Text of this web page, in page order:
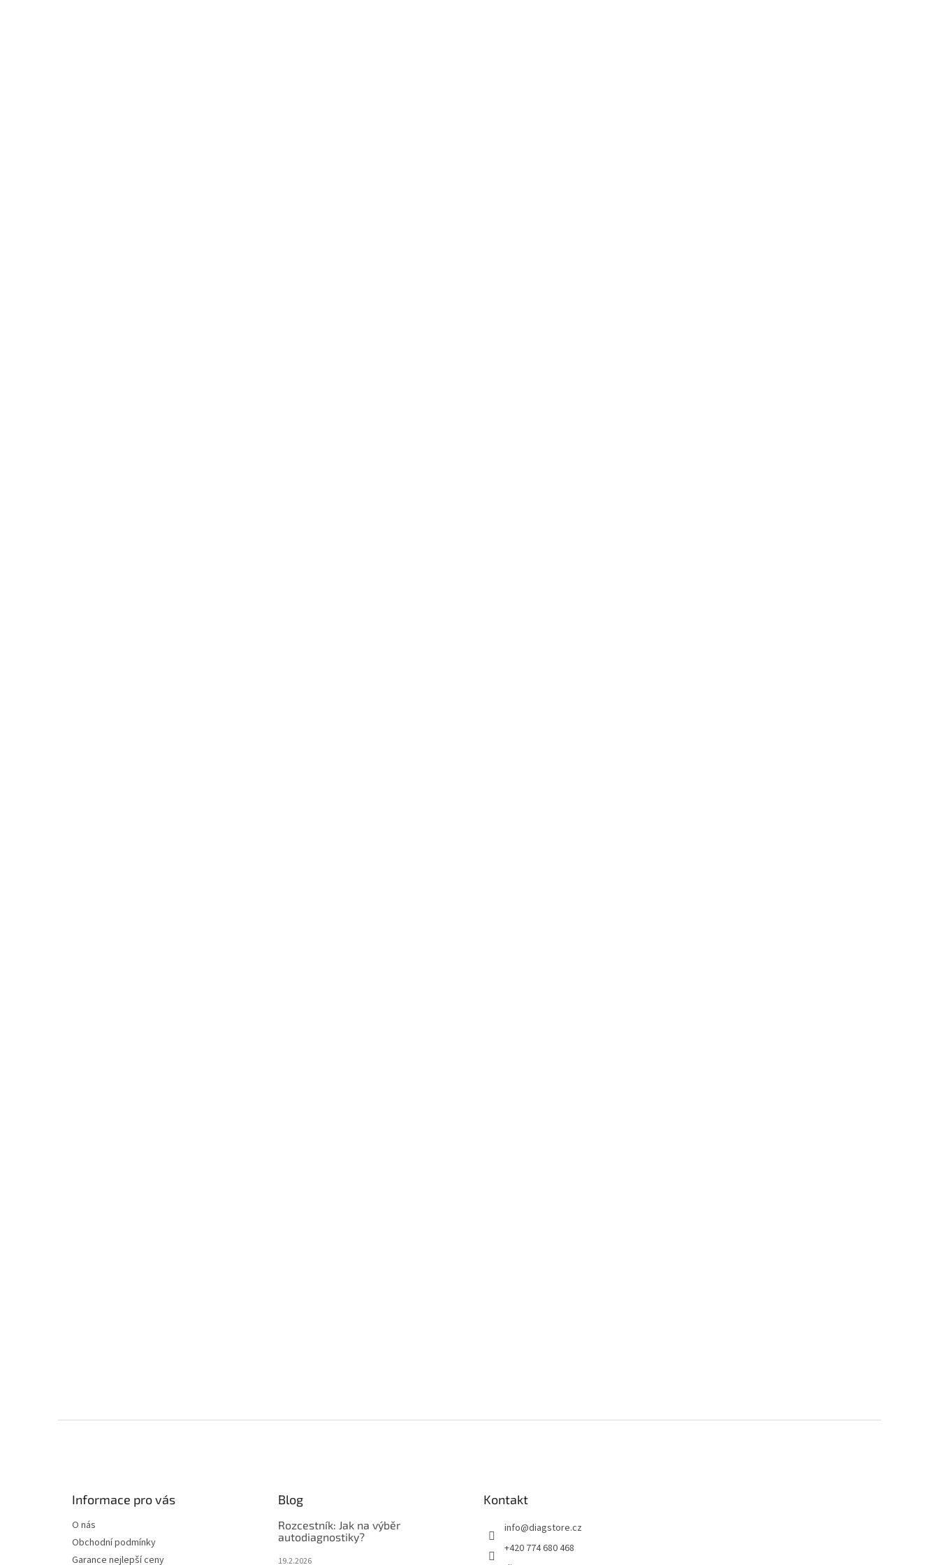
Informace pro vás
O nás
Obchodní podmínky
Garance nejlepší ceny
Blog
Rozcestník: Jak na výběr
autodiagnostiky?
19.2.2026
Kontakt
info@diagstore.cz
+420 774 680 468